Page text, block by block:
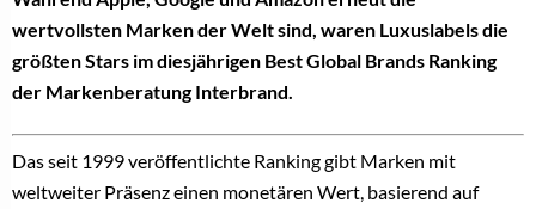
wertvollsten Marken der Welt sind, waren Luxuslabels die
größten Stars im diesjährigen Best Global Brands Ranking
der Markenberatung Interbrand.
Das seit 1999 veröffentlichte Ranking gibt Marken mit
weltweiter Präsenz einen monetären Wert, basierend auf